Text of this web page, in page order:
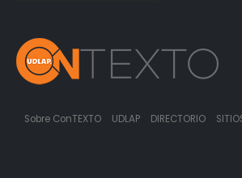
Sobre ConTEXTO UDLAP DIRECTORIO